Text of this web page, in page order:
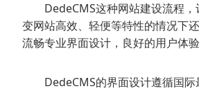
DedeCMS这种网站建设流程，
变网站高效、轻便等特性的情况下还
流畅专业界面设计，良好的用户体验
DedeCMS的界面设计遵循国际